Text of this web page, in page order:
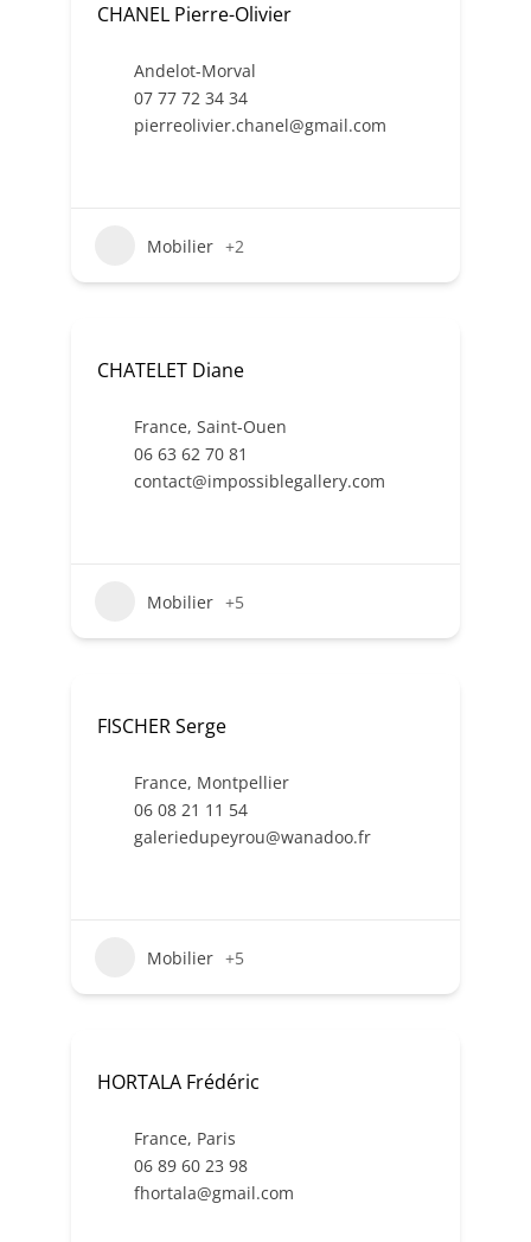
CHANEL Pierre-Olivier
Andelot-Morval
07 77 72 34 34
pierreolivier.chanel@gmail.com
Mobilier +2
CHATELET Diane
France, Saint-Ouen
06 63 62 70 81
contact@impossiblegallery.com
Mobilier +5
FISCHER Serge
France, Montpellier
06 08 21 11 54
galeriedupeyrou@wanadoo.fr
Mobilier +5
HORTALA Frédéric
France, Paris
06 89 60 23 98
fhortala@gmail.com